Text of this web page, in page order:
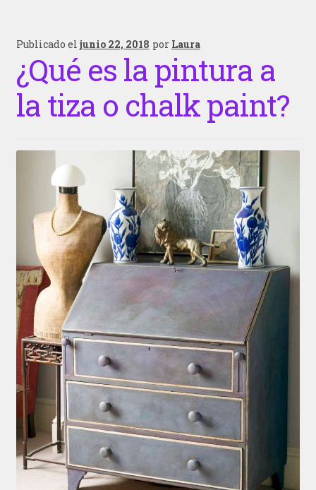
Publicado el junio 22, 2018 por Laura
¿Qué es la pintura a
la tiza o chalk paint?